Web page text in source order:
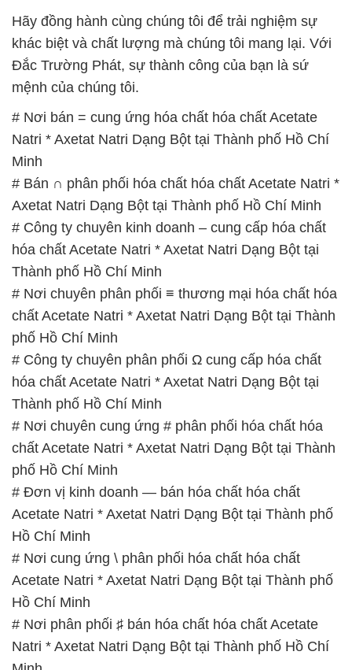
Hãy đồng hành cùng chúng tôi để trải nghiệm sự
khác biệt và chất lượng mà chúng tôi mang lại. Với
Đắc Trường Phát, sự thành công của bạn là sứ
mệnh của chúng tôi.
# Nơi bán = cung ứng hóa chất hóa chất Acetate
Natri * Axetat Natri Dạng Bột tại Thành phố Hồ Chí
Minh
# Bán ∩ phân phối hóa chất hóa chất Acetate Natri *
Axetat Natri Dạng Bột tại Thành phố Hồ Chí Minh
# Công ty chuyên kinh doanh – cung cấp hóa chất
hóa chất Acetate Natri * Axetat Natri Dạng Bột tại
Thành phố Hồ Chí Minh
# Nơi chuyên phân phối ≡ thương mại hóa chất hóa
chất Acetate Natri * Axetat Natri Dạng Bột tại Thành
phố Hồ Chí Minh
# Công ty chuyên phân phối Ω cung cấp hóa chất
hóa chất Acetate Natri * Axetat Natri Dạng Bột tại
Thành phố Hồ Chí Minh
# Nơi chuyên cung ứng # phân phối hóa chất hóa
chất Acetate Natri * Axetat Natri Dạng Bột tại Thành
phố Hồ Chí Minh
# Đơn vị kinh doanh — bán hóa chất hóa chất
Acetate Natri * Axetat Natri Dạng Bột tại Thành phố
Hồ Chí Minh
# Nơi cung ứng \ phân phối hóa chất hóa chất
Acetate Natri * Axetat Natri Dạng Bột tại Thành phố
Hồ Chí Minh
# Nơi phân phối ♯ bán hóa chất hóa chất Acetate
Natri * Axetat Natri Dạng Bột tại Thành phố Hồ Chí